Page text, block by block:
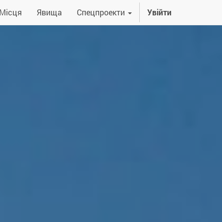
Явища Спецпроекти Увійти